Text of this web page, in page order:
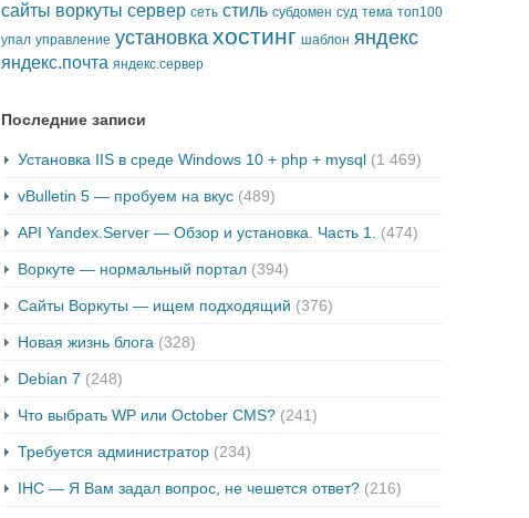
сайты воркуты сервер сеть стиль субдомен суд тема топ100
упал управление установка хостинг шаблон яндекс
яндекс.почта яндекс.сервер
Последние записи
Установка IIS в среде Windows 10 + php + mysql (1 469)
vBulletin 5 — пробуем на вкус (489)
API Yandex.Server — Обзор и установка. Часть 1. (474)
Воркуте — нормальный портал (394)
Сайты Воркуты — ищем подходящий (376)
Новая жизнь блога (328)
Debian 7 (248)
Что выбрать WP или October CMS? (241)
Требуется администратор (234)
IHC — Я Вам задал вопрос, не чешется ответ? (216)